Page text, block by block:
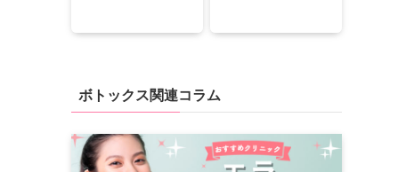
ボトックス関連コラム